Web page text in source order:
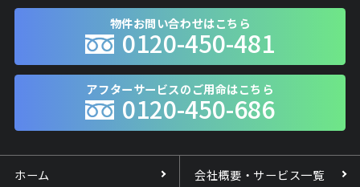
物件お問い合わせはこちら
0120-450-481
アフターサービスのご用命はこちら
0120-450-686
ホーム 会社概要・サービス一覧